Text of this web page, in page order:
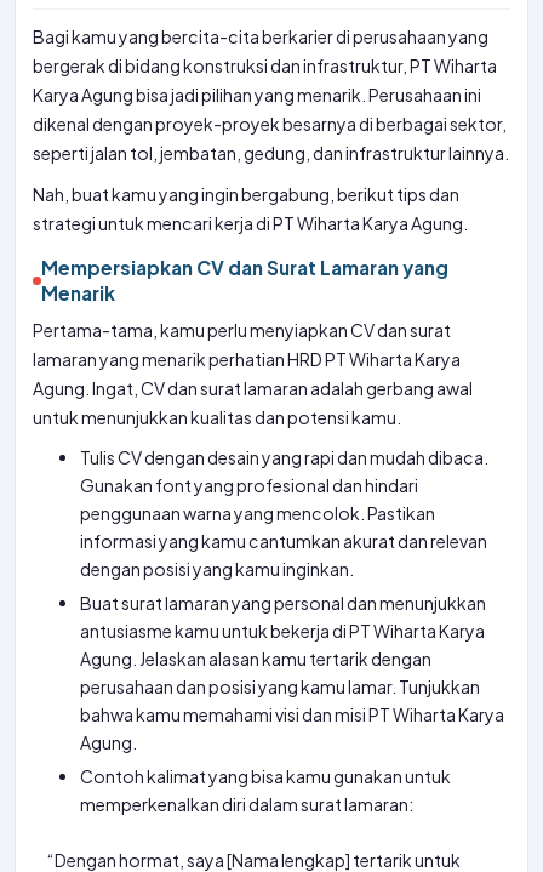
Bagi kamu yang bercita-cita berkarier di perusahaan yang
bergerak di bidang konstruksi dan infrastruktur, PT Wiharta
Karya Agung bisa jadi pilihan yang menarik. Perusahaan ini
dikenal dengan proyek-proyek besarnya di berbagai sektor,
seperti jalan tol, jembatan, gedung, dan infrastruktur lainnya.
Nah, buat kamu yang ingin bergabung, berikut tips dan
strategi untuk mencari kerja di PT Wiharta Karya Agung.
Mempersiapkan CV dan Surat Lamaran yang
Menarik
Pertama-tama, kamu perlu menyiapkan CV dan surat
lamaran yang menarik perhatian HRD PT Wiharta Karya
Agung. Ingat, CV dan surat lamaran adalah gerbang awal
untuk menunjukkan kualitas dan potensi kamu.
Tulis CV dengan desain yang rapi dan mudah dibaca.
Gunakan font yang profesional dan hindari
penggunaan warna yang mencolok. Pastikan
informasi yang kamu cantumkan akurat dan relevan
dengan posisi yang kamu inginkan.
Buat surat lamaran yang personal dan menunjukkan
antusiasme kamu untuk bekerja di PT Wiharta Karya
Agung. Jelaskan alasan kamu tertarik dengan
perusahaan dan posisi yang kamu lamar. Tunjukkan
bahwa kamu memahami visi dan misi PT Wiharta Karya
Agung.
Contoh kalimat yang bisa kamu gunakan untuk
memperkenalkan diri dalam surat lamaran:
“Dengan hormat, saya [Nama lengkap] tertarik untuk